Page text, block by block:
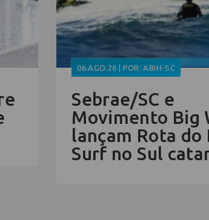
06.AGO.26 | POR: ABIH-SC
Sebrae/SC e
Movimento Big
lançam Rota do
Surf no Sul